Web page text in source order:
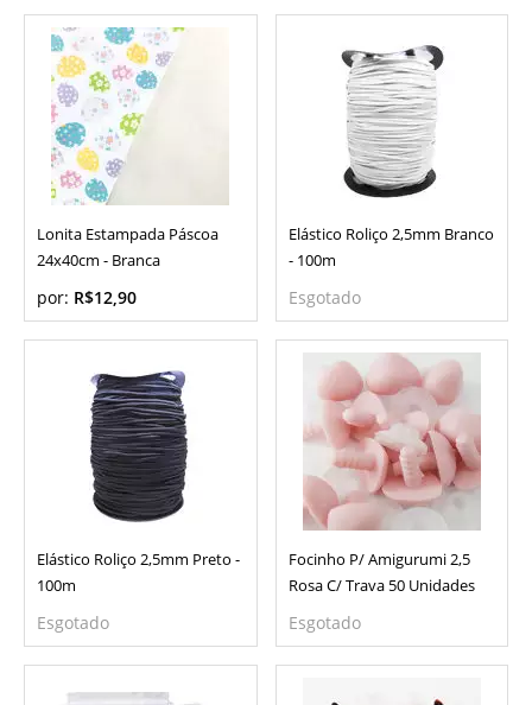
Lonita Estampada Páscoa
24x40cm - Branca
por: R$12,90
Elástico Roliço 2,5mm Branco
- 100m
Esgotado
Elástico Roliço 2,5mm Preto -
100m
Esgotado
Focinho P/ Amigurumi 2,5
Rosa C/ Trava 50 Unidades
Esgotado